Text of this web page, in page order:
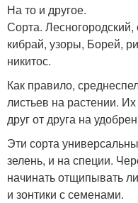
На то и другое.
Сорта.
кибрай, узоры, Борей,
никитос.
Как правило,
листьев на растении.
друг от друга на
Эти сорта
зелень, и на специи.
начинать отщипывать
и зонтики с семенами.